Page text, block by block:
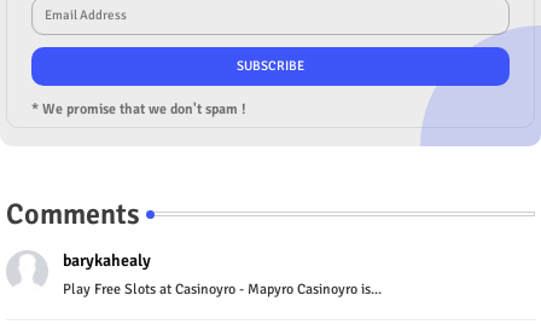
* We promise that we don't spam !
Comments
barykahealy
Play Free Slots at Casinoyro - Mapyro Casinoyro is...